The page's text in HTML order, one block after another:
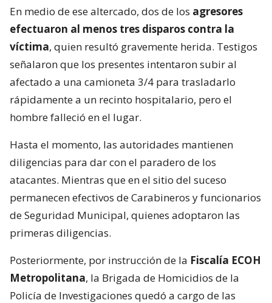
En medio de ese altercado, dos de los agresores
efectuaron al menos tres disparos contra la
víctima, quien resultó gravemente herida. Testigos
señalaron que los presentes intentaron subir al
afectado a una camioneta 3/4 para trasladarlo
rápidamente a un recinto hospitalario, pero el
hombre falleció en el lugar.
Hasta el momento, las autoridades mantienen
diligencias para dar con el paradero de los
atacantes. Mientras que en el sitio del suceso
permanecen efectivos de Carabineros y funcionarios
de Seguridad Municipal, quienes adoptaron las
primeras diligencias.
Posteriormente, por instrucción de la Fiscalía ECOH
Metropolitana, la Brigada de Homicidios de la
Policía de Investigaciones quedó a cargo de las